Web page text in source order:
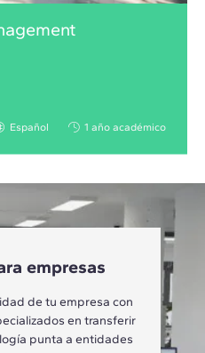
Español 1 año académico
empresas
de tu empresa con
en transferir
punta a entidades